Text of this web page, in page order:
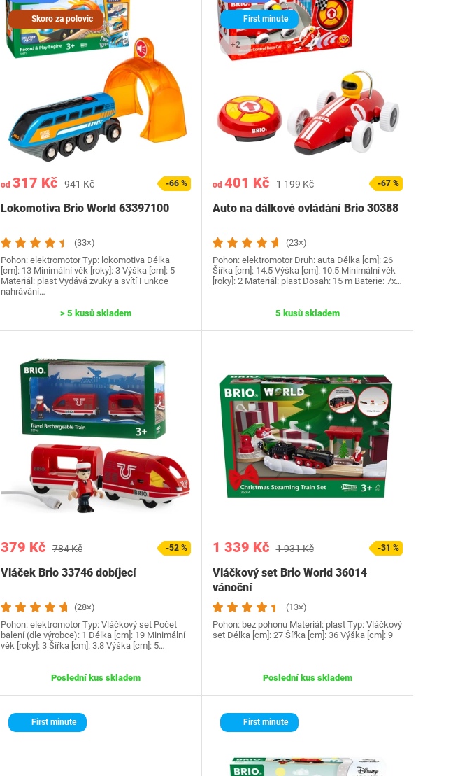
Skoro za polovic
od 317 Kč 941 Kč -66 %
Lokomotiva Brio World 63397100
(33×)
Pohon: elektromotor Typ: lokomotiva Délka
[cm]: 13 Minimální věk [roky]: 3 Výška [cm]: 5
Materiál: plast Vydává zvuky a svítí Funkce
nahrávání…
> 5 kusů skladem
First minute
+2
od 401 Kč 1 199 Kč -67 %
Auto na dálkové ovládání Brio 30388
(23×)
Pohon: elektromotor Druh: auta Délka [cm]: 26
Šířka [cm]: 14.5 Výška [cm]: 10.5 Minimální věk
[roky]: 2 Materiál: plast Dosah: 15 m Baterie: 7x…
5 kusů skladem
379 Kč 784 Kč -52 %
Vláček Brio 33746 dobíjecí
(28×)
Pohon: elektromotor Typ: Vláčkový set Počet
balení (dle výrobce): 1 Délka [cm]: 19 Minimální
věk [roky]: 3 Šířka [cm]: 3.8 Výška [cm]: 5…
Poslední kus skladem
1 339 Kč 1 931 Kč -31 %
Vláčkový set Brio World 36014
vánoční
(13×)
Pohon: bez pohonu Materiál: plast Typ: Vláčkový
set Délka [cm]: 27 Šířka [cm]: 36 Výška [cm]: 9
Poslední kus skladem
First minute First minute